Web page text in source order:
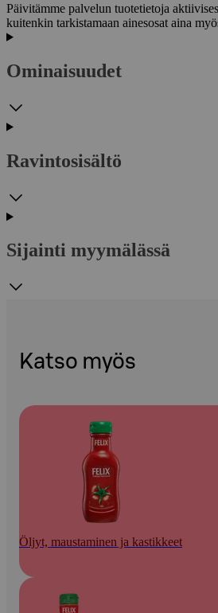
Päivitämme palvelun tuotetietoja
kuitenkin tarkistamaan ainesosat aina
Ominaisuudet
Ravintosisältö
Sijainti myymälässä
Katso myös
Öljyt, maustaminen ja kastikkeet